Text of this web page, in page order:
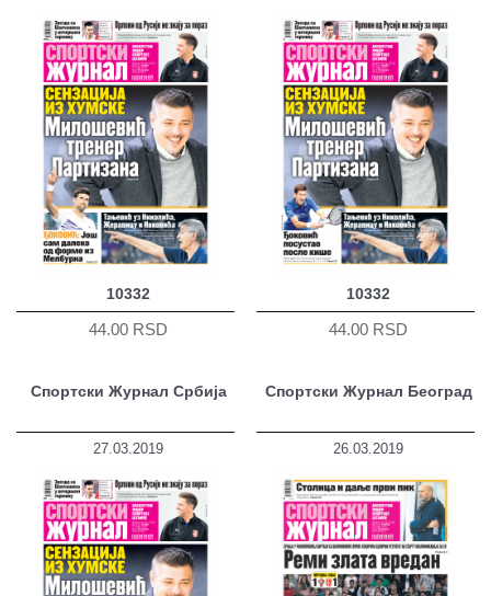
10332
44.00 RSD
10332
44.00 RSD
Спортски Журнал Србија
27.03.2019
Спортски Журнал Београд
26.03.2019